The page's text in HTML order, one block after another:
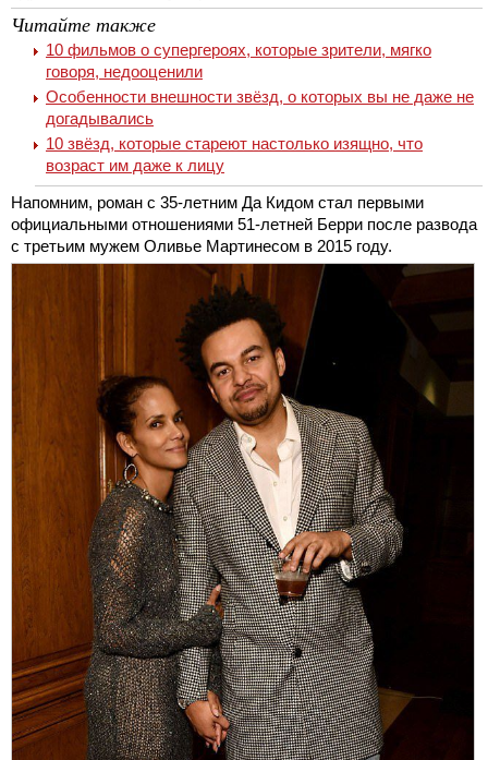
Читайте также
10 фильмов о супергероях, которые зрители, мягко
говоря, недооценили
Особенности внешности звёзд, о которых вы не даже не
догадывались
10 звёзд, которые стареют настолько изящно, что
возраст им даже к лицу
Напомним, роман с 35-летним Да Кидом стал первыми
официальными отношениями 51-летней Берри после развода
с третьим мужем Оливье Мартинесом в 2015 году.